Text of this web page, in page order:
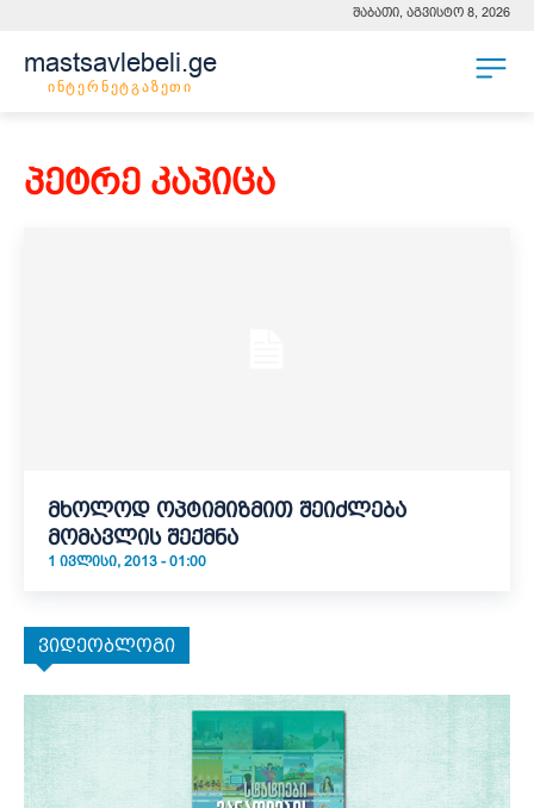
შაბათი, აგვისტო 8, 2026
mastsavlebeli.ge
ინტერნეტგაზეთი
პეტრე კაპიცა
მხოლოდ ოპტიმიზმით შეიძლება
მომავლის შექმნა
1 ᲘᲕᲚᲘᲡᲘ, 2013 - 01:00
ვიდეობლოგი